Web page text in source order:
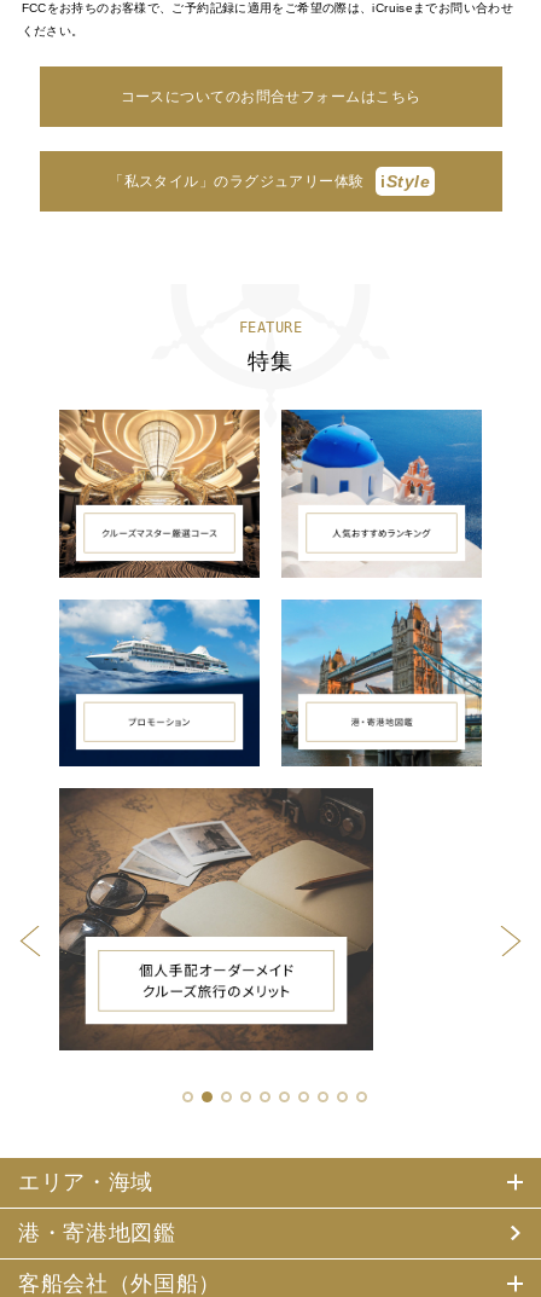
FCCをお持ちのお客様で、ご予約記録に適用をご希望の際は、iCruiseまでお問い合わせ
ください。
コースについてのお問合せフォームはこちら
「私スタイル」のラグジュアリー体験 iStyle
FEATURE
特集
1 2 3 4 5 6 7 8 9 10
エリア・海域
港・寄港地図鑑
客船会社（外国船）